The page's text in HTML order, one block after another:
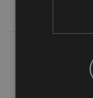
DOLOMITI